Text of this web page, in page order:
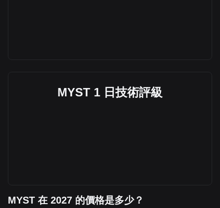
MYST 1 日技術評級
MYST 在 2027 的價格是多少？